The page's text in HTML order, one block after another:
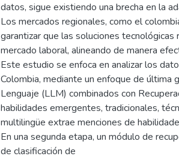
datos, sigue existiendo una brecha en la
Los mercados regionales, como el
garantizar que las soluciones
mercado laboral, alineando de manera
Este estudio se enfoca en analizar los
Colombia, mediante un enfoque de última
Lenguaje (LLM) combinados con
habilidades emergentes, tradicionales,
multilingüe extrae menciones de
En una segunda etapa, un módulo de
de clasificación de